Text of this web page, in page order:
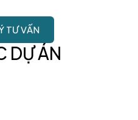
DỰ ÁN